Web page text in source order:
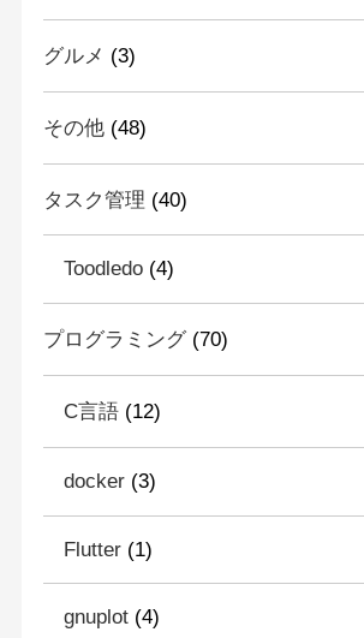
グルメ (3)
その他(48)
タスク管理 (40)
Toodledo(4)
プログラミング(70)
C言語(12)
docker(3)
Flutter(1)
gnuplot(4)